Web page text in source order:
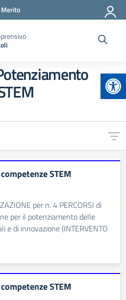
STEM
per n. 4 PERCORSI di
per il potenziamento delle
e di innovazione (INTERVENTO
STEM